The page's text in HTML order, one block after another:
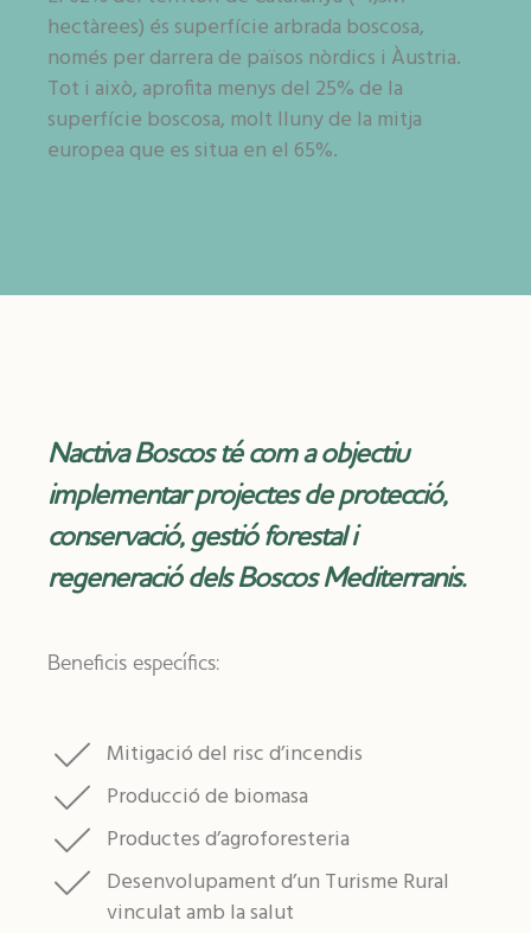
hectàrees) és superfície arbrada boscosa,
només per darrera de països nòrdics i Àustria.
Tot i això, aprofita menys del 25% de la
superfície boscosa, molt lluny de la mitja
europea que es situa en el 65%.
Nactiva Boscos té com a objectiu
implementar projectes de protecció,
conservació, gestió forestal i
regeneració dels Boscos Mediterranis.
Beneficis específics:
Mitigació del risc d’incendis
Producció de biomasa
Productes d’agroforesteria
Desenvolupament d’un Turisme Rural
vinculat amb la salut